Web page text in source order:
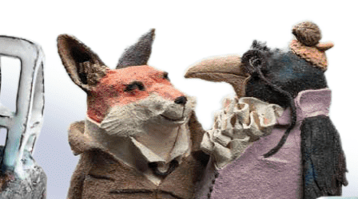
Exporter toutes les colonnes
Exporter uniquement les colonnes affichées
Menu
La Lettre des Céramophiles
Points de vue, partis pris
Collectionneurs
Artistes
Faits marquants